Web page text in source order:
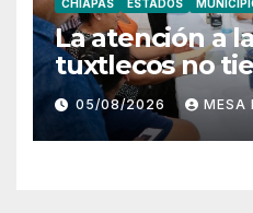
CHIAPAS ESTADOS
La atención a
tuxtlecos no
Angel Torres
05/08/2026 MESA